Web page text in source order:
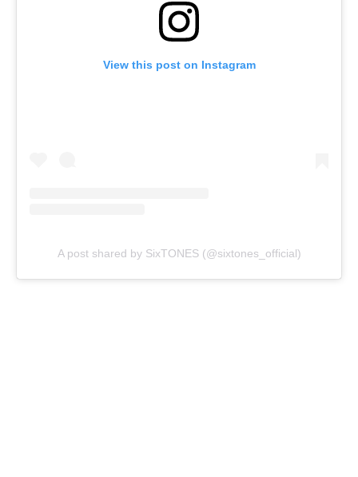
View this post on Instagram
A post shared by SixTONES (@sixtones_official)